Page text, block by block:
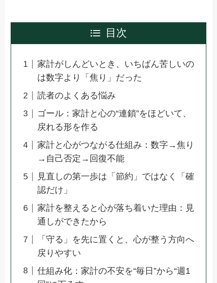
目次
家計がしんどいとき、いちばん苦しいの
は数字より「焦り」だった
読者のよくある悩み
ゴール：家計と心の“連鎖”をほどいて、
戻れる形を作る
家計と心がつながる仕組み：数字→焦り
→自己否定→回復不能
見直しの第一歩は「節約」ではなく「確
認だけ」
家計を整えると心が落ち着いた理由：見
通しができたから
「守る」を先に置くと、心が整う方向へ
戻りやすい
仕組み化：家計の不安を“毎日”から“週1